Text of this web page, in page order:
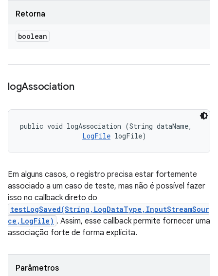
Retorna
boolean
logAssociation
public void logAssociation (String dataName,
LogFile logFile)
Em alguns casos, o registro precisa estar fortemente
associado a um caso de teste, mas não é possível fazer
isso no callback direto do
testLogSaved(String,LogDataType,InputStreamSour
ce,LogFile) . Assim, esse callback permite fornecer uma
associação forte de forma explícita.
Parâmetros